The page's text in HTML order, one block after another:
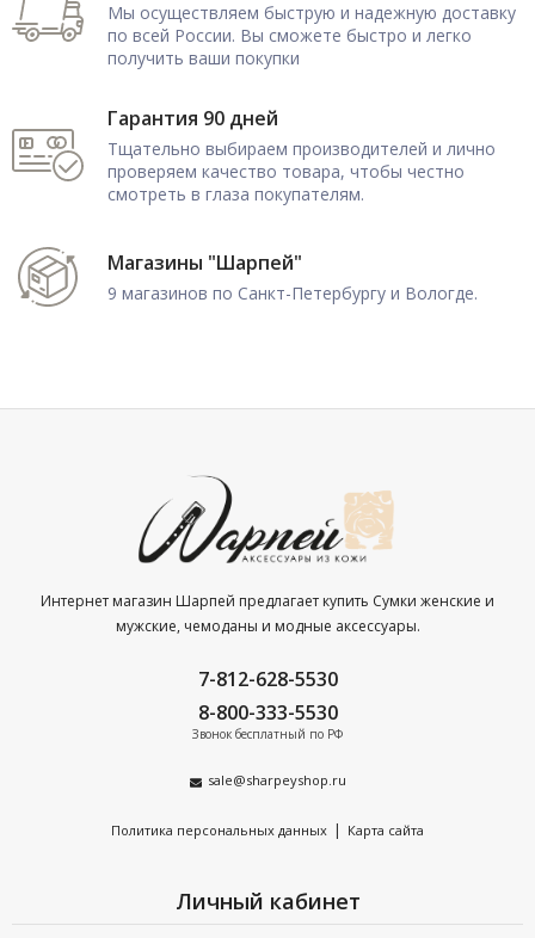
Мы осуществляем быструю и надежную доставку
по всей России. Вы сможете быстро и легко
получить ваши покупки
Гарантия 90 дней
Тщательно выбираем производителей и лично
проверяем качество товара, чтобы честно
смотреть в глаза покупателям.
Магазины "Шарпей"
9 магазинов по Санкт-Петербургу и Вологде.
Интернет магазин Шарпей предлагает купить Сумки женские и
мужские, чемоданы и модные аксессуары.
7-812-628-5530
8-800-333-5530
Звонок бесплатный по РФ
sale@sharpeyshop.ru
Политика персональных данных | Карта сайта
Личный кабинет